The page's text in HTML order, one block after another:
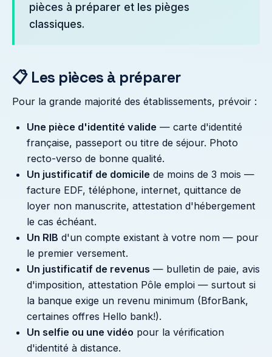
pièces à préparer et les pièges
classiques.
📋 Les pièces à préparer
Pour la grande majorité des établissements, prévoir :
Une pièce d'identité valide — carte d'identité
française, passeport ou titre de séjour. Photo
recto-verso de bonne qualité.
Un justificatif de domicile de moins de 3 mois —
facture EDF, téléphone, internet, quittance de
loyer non manuscrite, attestation d'hébergement
le cas échéant.
Un RIB d'un compte existant à votre nom — pour
le premier versement.
Un justificatif de revenus — bulletin de paie, avis
d'imposition, attestation Pôle emploi — surtout si
la banque exige un revenu minimum (BforBank,
certaines offres Hello bank!).
Un selfie ou une vidéo pour la vérification
d'identité à distance.